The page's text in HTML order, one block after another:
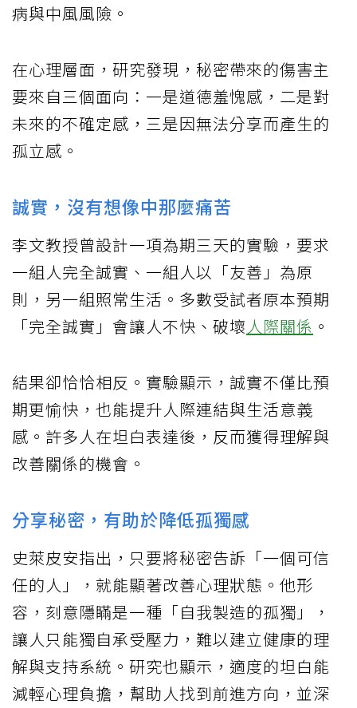
病與中風風險。
在心理層面，研究發現，秘密帶來的傷害主
要來自三個面向：一是道德羞愧感，二是對
未來的不確定感，三是因無法分享而產生的
孤立感。
誠實，沒有想像中那麼痛苦
李文教授曾設計一項為期三天的實驗，要求
一組人完全誠實、一組人以「友善」為原
則，另一組照常生活。多數受試者原本預期
「完全誠實」會讓人不快、破壞人際關係 。
結果卻恰恰相反。實驗顯示，誠實不僅比預
期更愉快，也能提升人際連結與生活意義
感。許多人在坦白表達後，反而獲得理解與
改善關係的機會。
分享秘密，有助於降低孤獨感
史萊皮安指出，只要將秘密告訴「一個可信
任的人」，就能顯著改善心理狀態。他形
容，刻意隱瞞是一種「自我製造的孤獨」，
讓人只能獨自承受壓力，難以建立健康的理
解與支持系統。研究也顯示，適度的坦白能
減輕心理負擔，幫助人找到前進方向，並深